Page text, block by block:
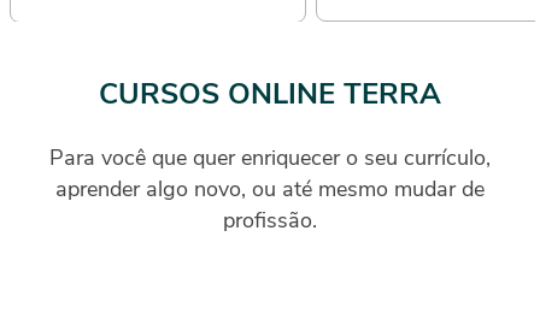
CURSOS ONLINE TERRA
Para você que quer enriquecer o seu currículo,
aprender algo novo, ou até mesmo mudar de
profissão.